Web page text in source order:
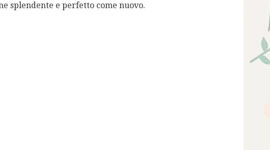
splendente e perfetto come nuovo.